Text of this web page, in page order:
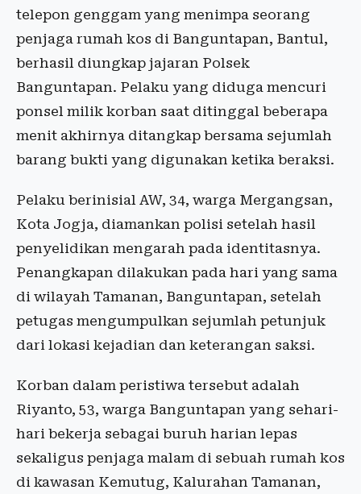
telepon genggam yang menimpa seorang
penjaga rumah kos di Banguntapan, Bantul,
berhasil diungkap jajaran Polsek
Banguntapan. Pelaku yang diduga mencuri
ponsel milik korban saat ditinggal beberapa
menit akhirnya ditangkap bersama sejumlah
barang bukti yang digunakan ketika beraksi.
Pelaku berinisial AW, 34, warga Mergangsan,
Kota Jogja, diamankan polisi setelah hasil
penyelidikan mengarah pada identitasnya.
Penangkapan dilakukan pada hari yang sama
di wilayah Tamanan, Banguntapan, setelah
petugas mengumpulkan sejumlah petunjuk
dari lokasi kejadian dan keterangan saksi.
Korban dalam peristiwa tersebut adalah
Riyanto, 53, warga Banguntapan yang sehari-
hari bekerja sebagai buruh harian lepas
sekaligus penjaga malam di sebuah rumah kos
di kawasan Kemutug, Kalurahan Tamanan,